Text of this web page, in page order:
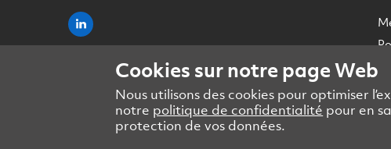
Cookies sur notre page Web
Nous utilisons des cookies pour optimiser
notre politique de confidentialité pour en
protection de vos données.